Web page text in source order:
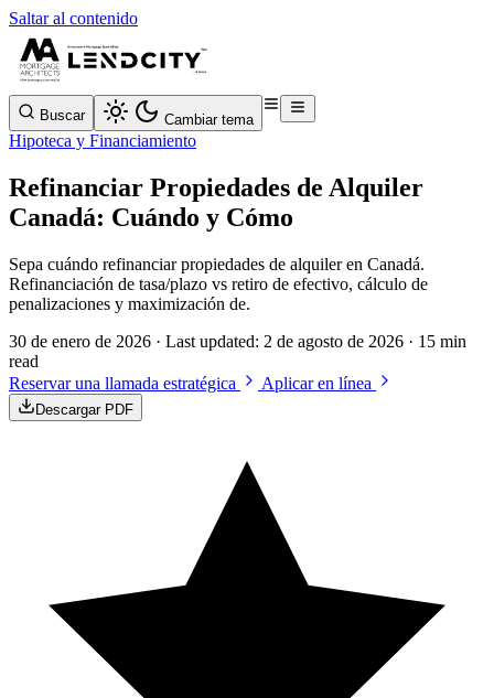
Saltar al contenido
Buscar Cambiar tema
Hipoteca y Financiamiento
Refinanciar Propiedades de Alquiler
Canadá: Cuándo y Cómo
Sepa cuándo refinanciar propiedades de alquiler en Canadá.
Refinanciación de tasa/plazo vs retiro de efectivo, cálculo de
penalizaciones y maximización de.
30 de enero de 2026 · Last updated: 2 de agosto de 2026 · 15 min
read
Reservar una llamada estratégica
Aplicar en línea
Descargar PDF